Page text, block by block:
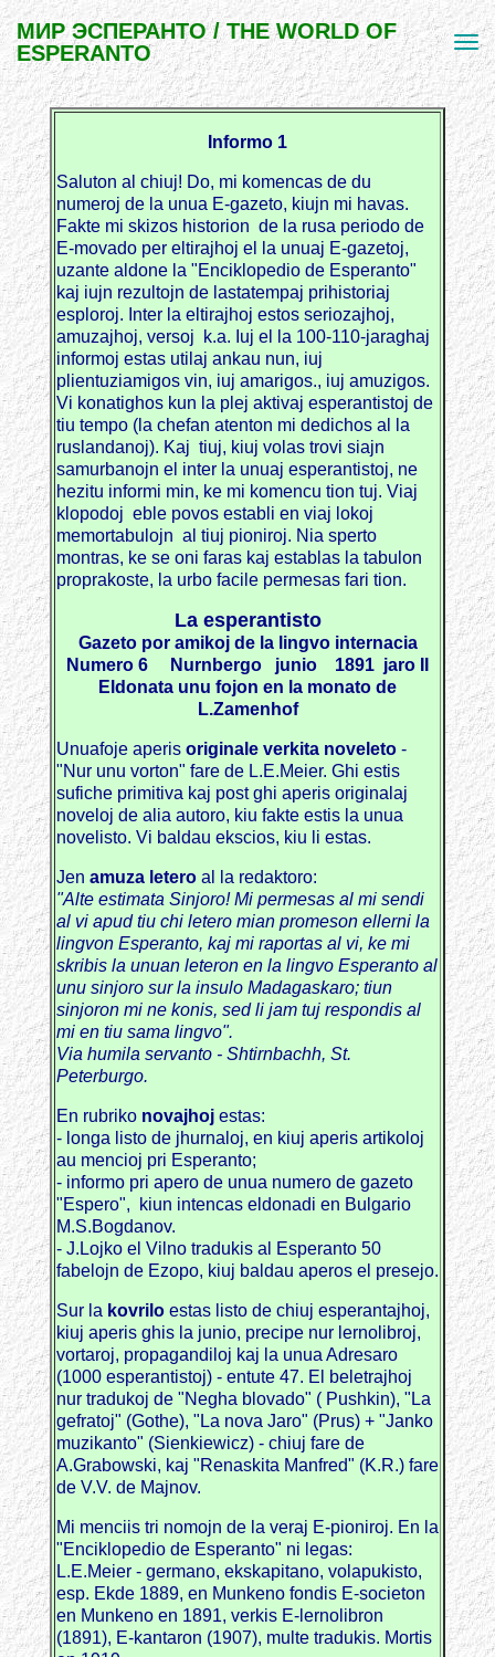
МИР ЭСПЕРАНТО / THE WORLD OF
ESPERANTO
Informo 1
Saluton al chiuj! Do, mi komencas de du
numeroj de la unua E-gazeto, kiujn mi havas.
Fakte mi skizos historion de la rusa periodo de
E-movado per eltirajhoj el la unuaj E-gazetoj,
uzante aldone la "Enciklopedio de Esperanto"
kaj iujn rezultojn de lastatempaj prihistoriaj
esploroj. Inter la eltirajhoj estos seriozajhoj,
amuzajhoj, versoj k.a. Iuj el la 100-110-jaraghaj
informoj estas utilaj ankau nun, iuj
plientuziamigos vin, iuj amarigos., iuj amuzigos.
Vi konatighos kun la plej aktivaj esperantistoj de
tiu tempo (la chefan atenton mi dedichos al la
ruslandanoj). Kaj tiuj, kiuj volas trovi siajn
samurbanojn el inter la unuaj esperantistoj, ne
hezitu informi min, ke mi komencu tion tuj. Viaj
klopodoj eble povos establi en viaj lokoj
memortabulojn al tiuj pioniroj. Nia sperto
montras, ke se oni faras kaj establas la tabulon
proprakoste, la urbo facile permesas fari tion.
La esperantisto
Gazeto por amikoj de la lingvo internacia
Numero 6 Nurnbergo junio 1891 jaro II
Eldonata unu fojon en la monato de
L.Zamenhof
Unuafoje aperis originale verkita noveleto -
"Nur unu vorton" fare de L.E.Meier. Ghi estis
sufiche primitiva kaj post ghi aperis originalaj
noveloj de alia autoro, kiu fakte estis la unua
novelisto. Vi baldau ekscios, kiu li estas.
Jen amuza letero al la redaktoro:
"Alte estimata Sinjoro! Mi permesas al mi sendi
al vi apud tiu chi letero mian promeson ellerni la
lingvon Esperanto, kaj mi raportas al vi, ke mi
skribis la unuan leteron en la lingvo Esperanto al
unu sinjoro sur la insulo Madagaskaro; tiun
sinjoron mi ne konis, sed li jam tuj respondis al
mi en tiu sama lingvo".
Via humila servanto - Shtirnbachh, St.
Peterburgo.
En rubriko novajhoj estas:
- longa listo de jhurnaloj, en kiuj aperis artikoloj
au mencioj pri Esperanto;
- informo pri apero de unua numero de gazeto
"Espero", kiun intencas eldonadi en Bulgario
M.S.Bogdanov.
- J.Lojko el Vilno tradukis al Esperanto 50
fabelojn de Ezopo, kiuj baldau aperos el presejo.
Sur la kovrilo estas listo de chiuj esperantajhoj,
kiuj aperis ghis la junio, precipe nur lernolibroj,
vortaroj, propagandiloj kaj la unua Adresaro
(1000 esperantistoj) - entute 47. El beletrajhoj
nur tradukoj de "Negha blovado" ( Pushkin), "La
gefratoj" (Gothe), "La nova Jaro" (Prus) + "Janko
muzikanto" (Sienkiewicz) - chiuj fare de
A.Grabowski, kaj "Renaskita Manfred" (K.R.) fare
de V.V. de Majnov.
Mi menciis tri nomojn de la veraj E-pioniroj. En la
"Enciklopedio de Esperanto" ni legas:
L.E.Meier - germano, ekskapitano, volapukisto,
esp. Ekde 1889, en Munkeno fondis E-societon
en Munkeno en 1891, verkis E-lernolibron
(1891), E-kantaron (1907), multe tradukis. Mortis